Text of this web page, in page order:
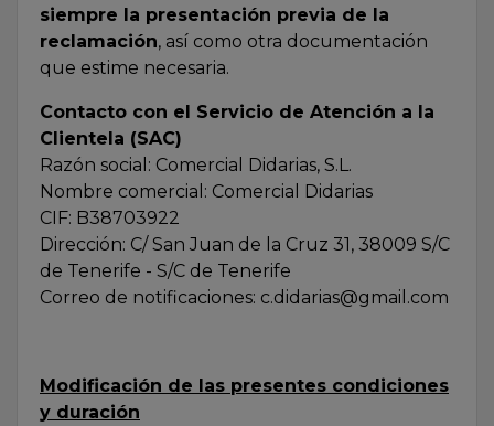
siempre la presentación previa de la
reclamación, así como otra documentación
que estime necesaria.
Contacto con el Servicio de Atención a la
Clientela (SAC)
Razón social: Comercial Didarias, S.L.
Nombre comercial: Comercial Didarias
CIF: B38703922
Dirección: C/ San Juan de la Cruz 31, 38009 S/C
de Tenerife - S/C de Tenerife
Correo de notificaciones: c.didarias@gmail.com
Modificación de las presentes condiciones
y duración